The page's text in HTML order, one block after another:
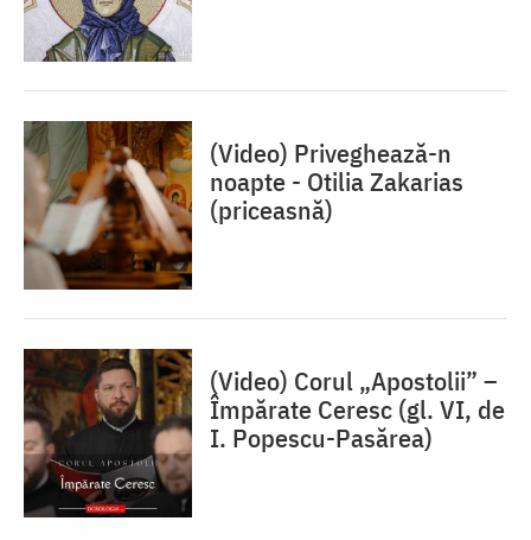
(Video) Priveghează-n
noapte - Otilia Zakarias
(priceasnă)
(Video) Corul „Apostolii” –
⁠Împărate Ceresc (gl. VI, de
I. Popescu-Pasărea)